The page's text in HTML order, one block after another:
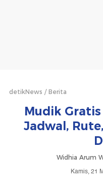
detikNews Berita
Mudik
Jadwal,
Widhia Arum
Kamis, 21